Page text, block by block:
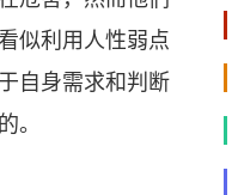
似利用人性弱点
自身需求和判断
。